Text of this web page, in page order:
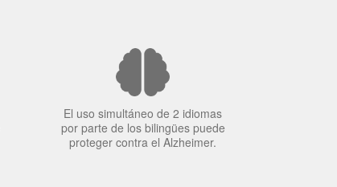
El uso simultáneo de 2 idiomas
por parte de los bilingües puede
proteger contra el Alzheimer.